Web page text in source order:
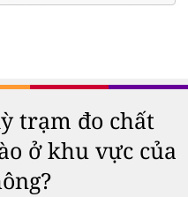
trạm đo chất
ở khu vực của